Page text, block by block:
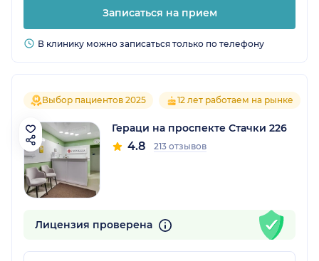
Записаться на прием
В клинику можно записаться только по телефону
Выбор пациентов 2025 12 лет работаем на рынке
Гераци на проспекте Стачки 226
4.8 213 отзывов
Лицензия проверена